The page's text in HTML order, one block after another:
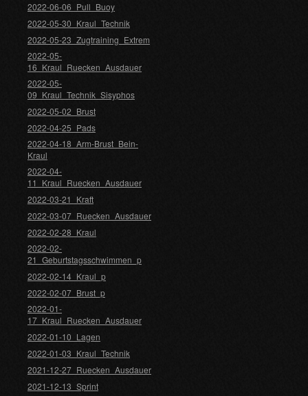
2022-06-06_Pull_Buoy
2022-05-30_Kraul_Technik
2022-05-23_Zugtraining_Extrem
2022-05-
16_Kraul_Ruecken_Ausdauer
2022-05-
09_Kraul_Technik_Sisyphos
2022-05-02_Brust
2022-04-25_Pads
2022-04-18_Arm-Brust_Bein-
Kraul
2022-04-
11_Kraul_Ruecken_Ausdauer
2022-03-21_Kraft
2022-03-07_Ruecken_Ausdauer
2022-02-28_Kraul
2022-02-
21_Geburtstagsschwimmen_p
2022-02-14_Kraul_p
2022-02-07_Brust_p
2022-01-
17_Kraul_Ruecken_Ausdauer
2022-01-10_Lagen
2022-01-03_Kraul_Technik
2021-12-27_Ruecken_Ausdauer
2021-12-13_Sprint